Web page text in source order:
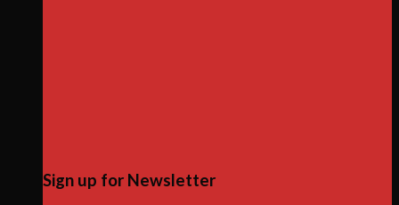
Sign up for Newsletter